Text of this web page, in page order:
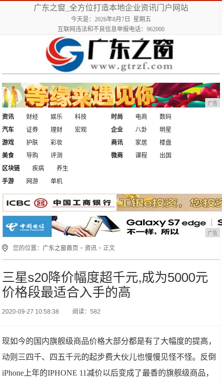
广东之窗_全方位打造本地企业资讯门户网站
今天是：2026年8月7日 星期五
互联网违法和不良信息举报电话：962000
广告
资讯 财经 娱乐
科技
汽车
证券 理财 宏观
时尚 电商
数码
企业
八卦
明星
游戏
护肤
彩妆
美食
导购 评测
商讯 家居
楼盘
微商
课程
出国
区块链
疾病
养生
手游
网游 单机
广告
您的位置： 广东之窗首页 >资讯 > 正文
三星s20降价幅度超千元,成为5000元
价格段最适合入手的高
2020-09-27 10:58:38 阅读：582
现如今的国内旗舰级商品价格大部分都是有了大幅度的提高，
动则三四千、四五千元的起步费大伙儿也慢慢见怪不怪。反倒
iPhone上年的IPHONE 11减价以后变成了最香的旗舰级商品，